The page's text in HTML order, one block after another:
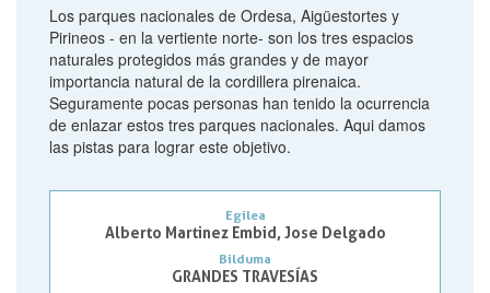
Los parques nacionales de Ordesa, Aigüestortes y
Pirineos - en la vertiente norte- son los tres espacios
naturales protegidos más grandes y de mayor
importancia natural de la cordillera pirenaica.
Seguramente pocas personas han tenido la ocurrencia
de enlazar estos tres parques nacionales. Aqui damos
las pistas para lograr este objetivo.
Egilea
Alberto Martinez Embid, Jose Delgado
Bilduma
GRANDES TRAVESÍAS